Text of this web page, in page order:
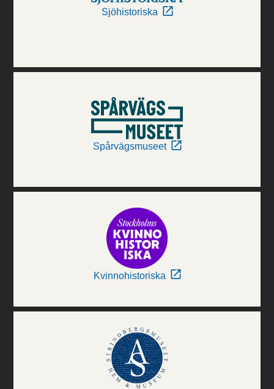
Sjöhistoriska
Spårvägsmuseet
Kvinnohistoriska